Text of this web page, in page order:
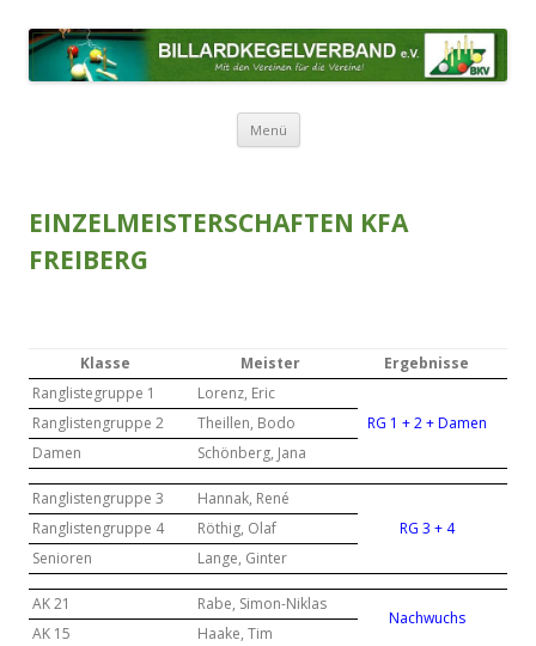
Menü Zum Inhalt springen
EINZELMEISTERSCHAFTEN KFA
FREIBERG
Klasse Meister
Ergebnisse
Ranglistegruppe 1
Lorenz, Eric
RG 1 + 2 + Damen
Ranglistengruppe 2
Theillen, Bodo
Damen
Schönberg, Jana
Ranglistengruppe 3
Hannak, René
RG 3 + 4
Ranglistengruppe 4
Röthig, Olaf
Senioren
Lange, Ginter
AK 21 Rabe, Simon-Niklas
Nachwuchs
AK 15 Haake, Tim